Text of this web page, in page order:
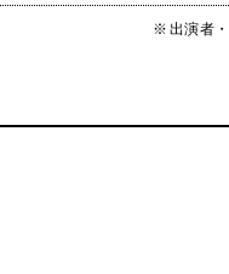
出演者